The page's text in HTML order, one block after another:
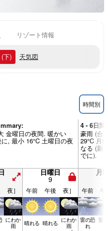
リゾート情報
(下) 天気図
時間別
金曜日の夜間. 暖かい
, 最小 16°C 土曜日の夜
4 - 6日
豪雨 (合
29°C 月
なる (新
でに).
日曜日
9
月
夜］ 午前 午後 夜］ 午前 午
にわか
雨 晴れる 晴れる にわか
雨
雷の恐
れ
雷